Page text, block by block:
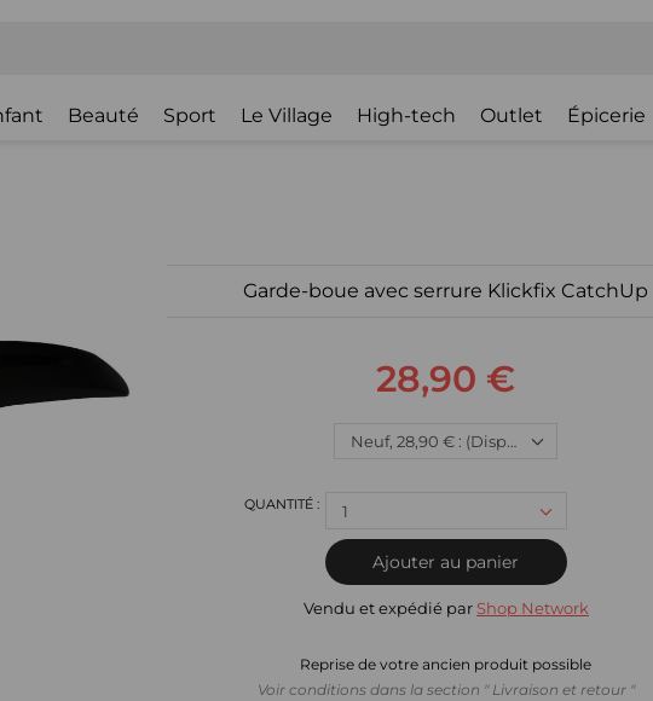
Beauté Sport Le Village High-tech Outlet Épicerie
Garde-boue avec serrure Klickfix CatchUp
28,90 €
Neuf, 28,90 € : (Disponible)
1
Ajouter au panier
Vendu et expédié par Shop Network
Reprise de votre ancien produit possible
Voir conditions dans la section " Livraison et retour "